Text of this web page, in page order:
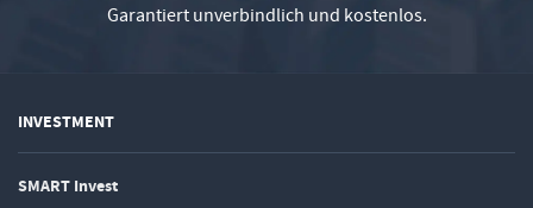
Garantiert unverbindlich und kostenlos.
INVESTMENT
SMART Invest